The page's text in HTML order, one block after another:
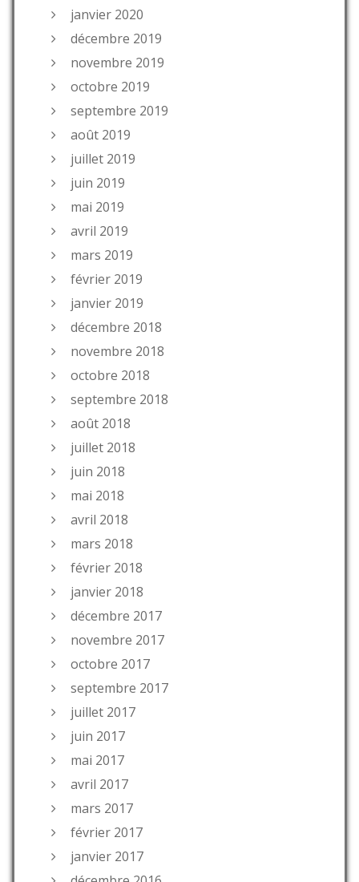
janvier 2020
décembre 2019
novembre 2019
octobre 2019
septembre 2019
août 2019
juillet 2019
juin 2019
mai 2019
avril 2019
mars 2019
février 2019
janvier 2019
décembre 2018
novembre 2018
octobre 2018
septembre 2018
août 2018
juillet 2018
juin 2018
mai 2018
avril 2018
mars 2018
février 2018
janvier 2018
décembre 2017
novembre 2017
octobre 2017
septembre 2017
juillet 2017
juin 2017
mai 2017
avril 2017
mars 2017
février 2017
janvier 2017